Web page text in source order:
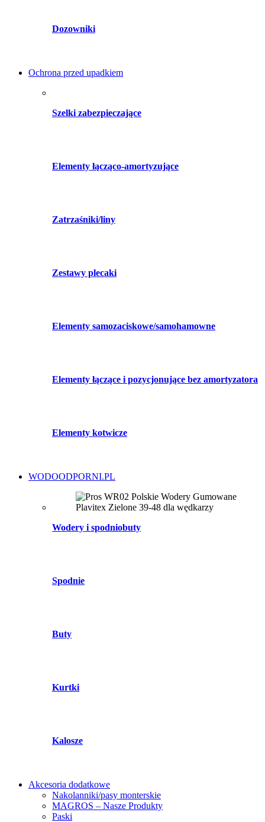
Dozowniki
Ochrona przed upadkiem
Szelki zabezpieczające
Elementy łącząco-amortyzujące
Zatrzaśniki/liny
Zestawy plecaki
Elementy samozaciskowe/samohamowne
Elementy łączące i pozycjonujące bez amortyzatora
Elementy kotwicze
WODOODPORNI.PL
Wodery i spodniobuty
Spodnie
Buty
Kurtki
Kalosze
Akcesoria dodatkowe
Nakolanniki/pasy monterskie
MAGROS – Nasze Produkty
Paski